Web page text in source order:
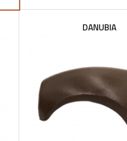
DANUBIA